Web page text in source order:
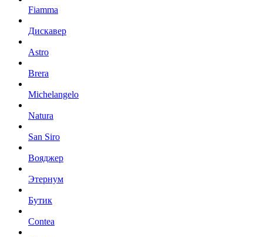
Fiamma
Дискавер
Astro
Brera
Michelangelo
Natura
San Siro
Вояджер
Этернум
Бутик
Contea